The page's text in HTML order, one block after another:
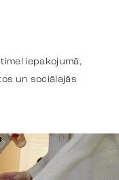
iepakojumā,
un sociālajās